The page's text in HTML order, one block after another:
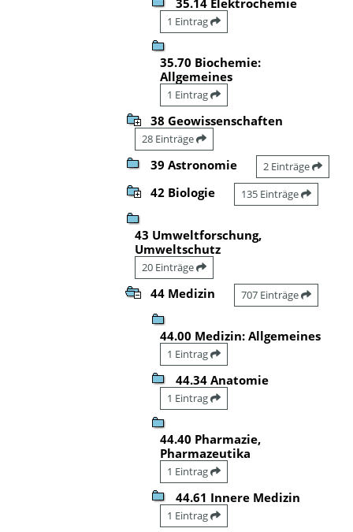
1 Eintrag
35.70 Biochemie:
Allgemeines
1 Eintrag
38 Geowissenschaften
28 Einträge
39 Astronomie 2 Einträge
42 Biologie 135 Einträge
43 Umweltforschung,
Umweltschutz
20 Einträge
44 Medizin 707 Einträge
44.00 Medizin: Allgemeines
1 Eintrag
44.34 Anatomie
1 Eintrag
44.40 Pharmazie,
Pharmazeutika
1 Eintrag
44.61 Innere Medizin
1 Eintrag